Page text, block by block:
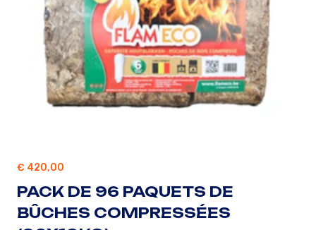
€ 420,00
PACK DE 96 PAQUETS DE
BÛCHES COMPRESSÉES